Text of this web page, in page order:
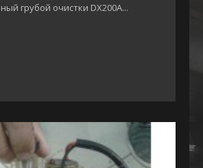
грубой очистки DX200A...